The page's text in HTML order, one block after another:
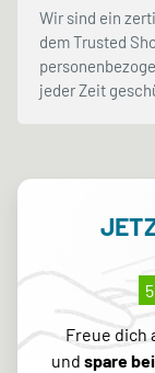
Wir sind ein
dem Trusted
jeder Zeit
Freue dich
und spare